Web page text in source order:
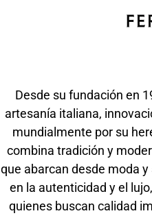
Desde su fundación en
artesanía italiana,
mundialmente por su
combina tradición y
que abarcan desde moda
en la autenticidad y el
quienes buscan calidad